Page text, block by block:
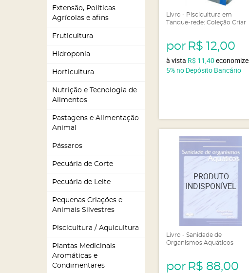
Extensão, Políticas
Agrícolas e afins
Fruticultura
Hidroponia
Horticultura
Nutrição e Tecnologia de
Alimentos
Pastagens e Alimentação
Animal
Pássaros
Pecuária de Corte
Pecuária de Leite
Pequenas Criações e
Animais Silvestres
Piscicultura / Aquicultura
Plantas Medicinais
Aromáticas e
Condimentares
Livro - Piscicultura em
Tanque-rede: Coleção Criar
por R$ 12,00
à vista R$ 11,40 economize
5% no Depósito Bancário
Livro - Sanidade de
Organismos Aquáticos
por R$ 88,00